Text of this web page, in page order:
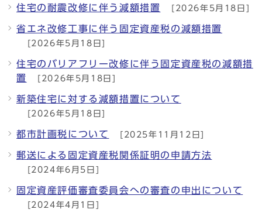
住宅の耐震改修に伴う減額措置 [2026年5月18日]
省エネ改修工事に伴う固定資産税の減額措置
[2026年5月18日]
住宅のバリアフリー改修に伴う固定資産税の減額措
置
[2026年5月18日]
新築住宅に対する減額措置について
[2026年5月18日]
都市計画税について [2025年11月12日]
郵送による固定資産税関係証明の申請方法
[2024年6月5日]
固定資産評価審査委員会への審査の申出について
[2024年4月1日]